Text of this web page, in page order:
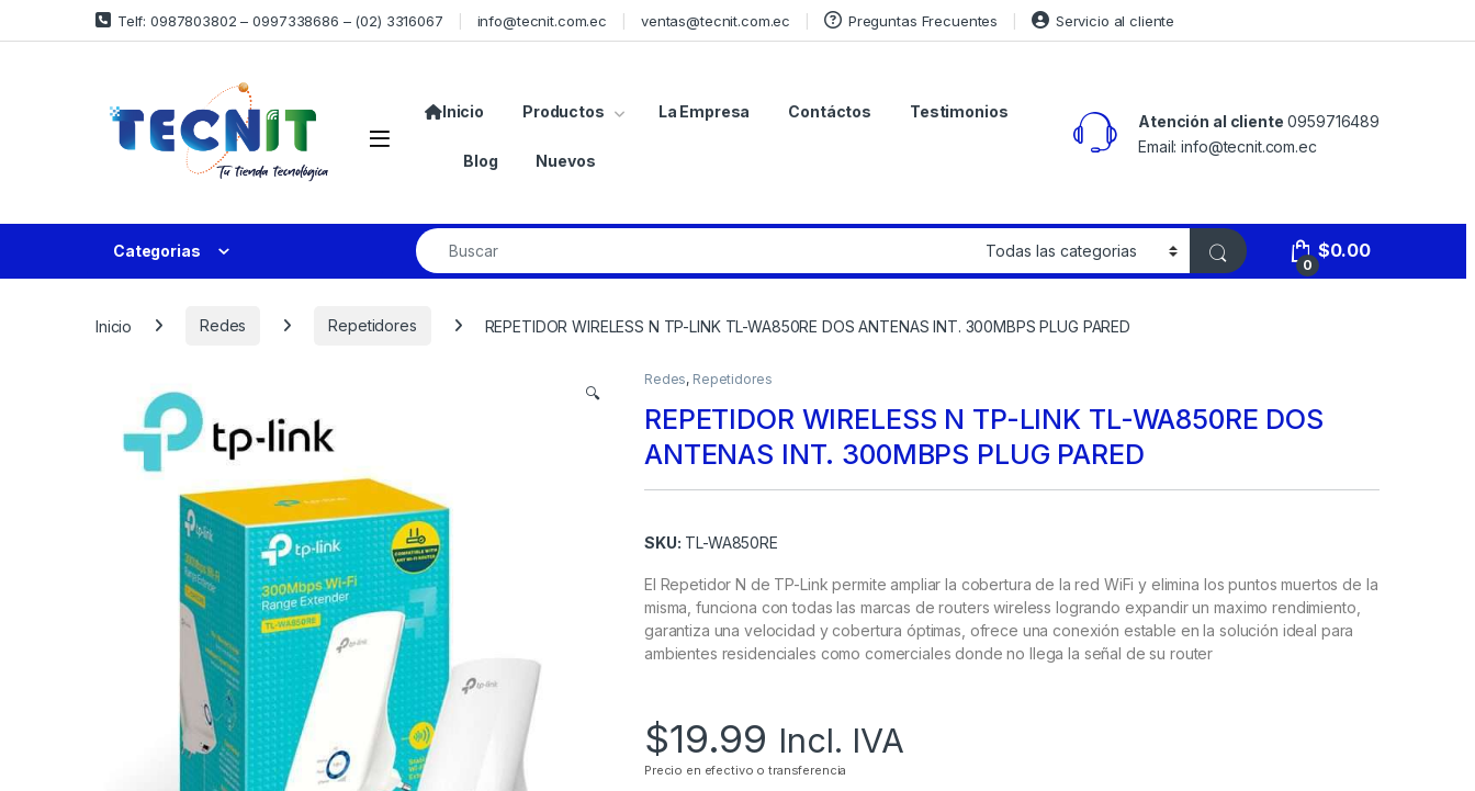
Telf: 0987803802 – 0997338686 – (02) 3316067 info@tecnit.com.ec ventas@tecnit.com.ec Preguntas Frecuentes Servicio al cliente
Inicio Productos La Empresa Contáctos Testimonios
Blog Nuevos
Atención al cliente 0959716489
Email: info@tecnit.com.ec
Categorias
0
$0.00
Inicio Redes Repetidores REPETIDOR WIRELESS N TP-LINK TL-WA850RE DOS ANTENAS INT. 300MBPS PLUG PARED
🔍
Redes, Repetidores
REPETIDOR WIRELESS N TP-LINK TL-WA850RE DOS
ANTENAS INT. 300MBPS PLUG PARED
SKU: TL-WA850RE
El Repetidor N de TP-Link permite ampliar la cobertura de la red WiFi y elimina los puntos muertos de la
misma, funciona con todas las marcas de routers wireless logrando expandir un maximo rendimiento,
garantiza una velocidad y cobertura óptimas, ofrece una conexión estable en la solución ideal para
ambientes residenciales como comerciales donde no llega la señal de su router
$19.99 Incl. IVA
Precio en efectivo o transferencia